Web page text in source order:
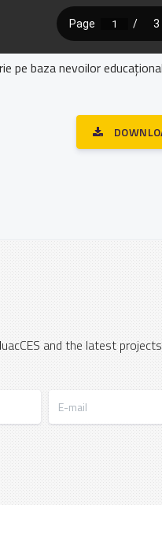
pe baza nevoilor
and the latest
E-mail